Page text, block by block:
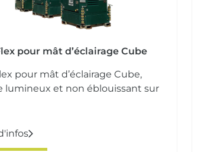
pour mât d’éclairage Cube
pour mât d’éclairage Cube,
lumineux et non éblouissant sur